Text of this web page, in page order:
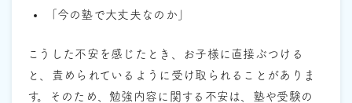
「今の塾で大丈夫なのか」
こうした不安を感じたとき、お子様に直接ぶつける
と、責められているように受け取られることがありま
す。そのため、勉強内容に関する不安は、塾や受験の